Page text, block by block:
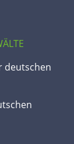
deutschen